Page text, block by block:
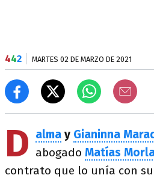
442 MARTES 02 DE MARZO DE 2021
D alma y Gianinna
abogado Matías
contrato que lo unía con